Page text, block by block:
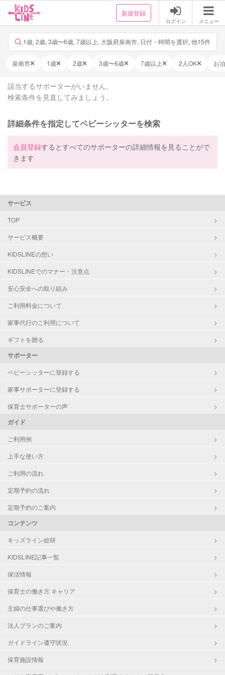
新規登録
ログイン メニュー
1歳, 2歳, 3歳〜6歳, 7歳以上, 大阪府泉南市, 日付・時間を選択, 他15件
泉南市 1歳 2歳 3歳〜6歳 7歳以上 2人OK お
該当するサポーターがいません。
検索条件を見直してみましょう。
詳細条件を指定してベビーシッターを検索
会員登録するとすべてのサポーターの詳細情報を見ることがで
きます
サービス
TOP
サービス概要
KIDSLINEの想い
KIDSLINEでのマナー・注意点
安心安全への取り組み
ご利用料金について
家事代行のご利用について
ギフトを贈る
サポーター
ベビーシッターに登録する
家事サポーターに登録する
保育士サポーターの声
ガイド
ご利用例
上手な使い方
ご利用の流れ
定期予約の流れ
定期予約のご案内
コンテンツ
キッズライン総研
KIDSLINE記事一覧
保活情報
保育士の働き方 キャリア
主婦の仕事選びや働き方
法人プランのご案内
ガイドライン遵守状況
保育施設情報